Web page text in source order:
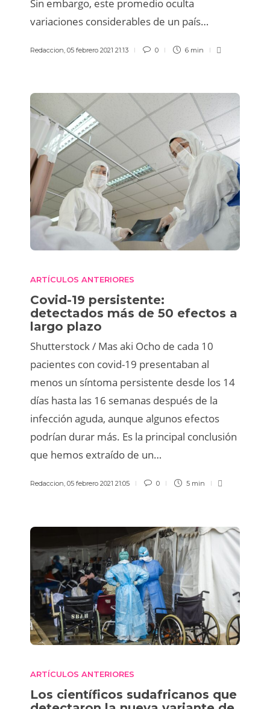
Sin embargo, este promedio oculta
variaciones considerables de un país…
Redaccion 05 febrero 2021 21:13 0 6 min
ARTÍCULOS ANTERIORES
Covid-19 persistente:
detectados más de 50 efectos a
largo plazo
Shutterstock / Mas aki Ocho de cada 10
pacientes con covid-19 presentaban al
menos un síntoma persistente desde los 14
días hasta las 16 semanas después de la
infección aguda, aunque algunos efectos
podrían durar más. Es la principal conclusión
que hemos extraído de un…
Redaccion, 05 febrero 2021 21:05 0 5 min
ARTÍCULOS ANTERIORES
Los científicos sudafricanos que